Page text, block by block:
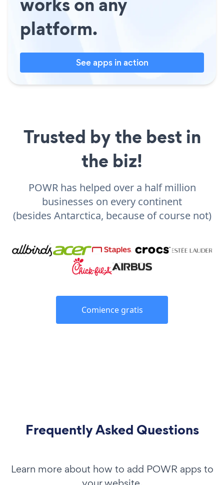
platform.
See apps in action
Trusted by the best in
the biz!
POWR has helped over a half million
businesses on every continent
(besides Antarctica, because of course not)
Comience gratis
Frequently Asked Questions
Learn more about how to add POWR apps to